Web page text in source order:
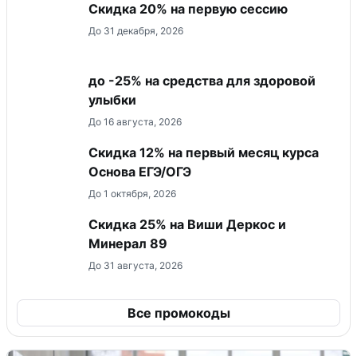
Скидка 20% на первую сессию
До 31 декабря, 2026
до -25% на средства для здоровой
улыбки
До 16 августа, 2026
Скидка 12% на первый месяц курса
Основа ЕГЭ/ОГЭ
До 1 октября, 2026
Скидка 25% на Виши Деркос и
Минерал 89
До 31 августа, 2026
Все промокоды